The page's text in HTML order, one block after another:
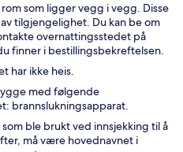
som ligger vegg i vegg. Disse
tilgjengelighet. Du kan be om
overnattingsstedet på
finner i bestillingsbekreftelsen.
har ikke heis.
med følgende
brannslukningsapparat.
ble brukt ved innsjekking til å
må være hovednavnet i